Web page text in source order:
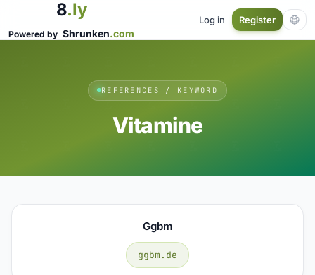
8.ly
Powered by Shrunken.com
Log in Register
REFERENCES / KEYWORD
Vitamine
Ggbm
ggbm.de